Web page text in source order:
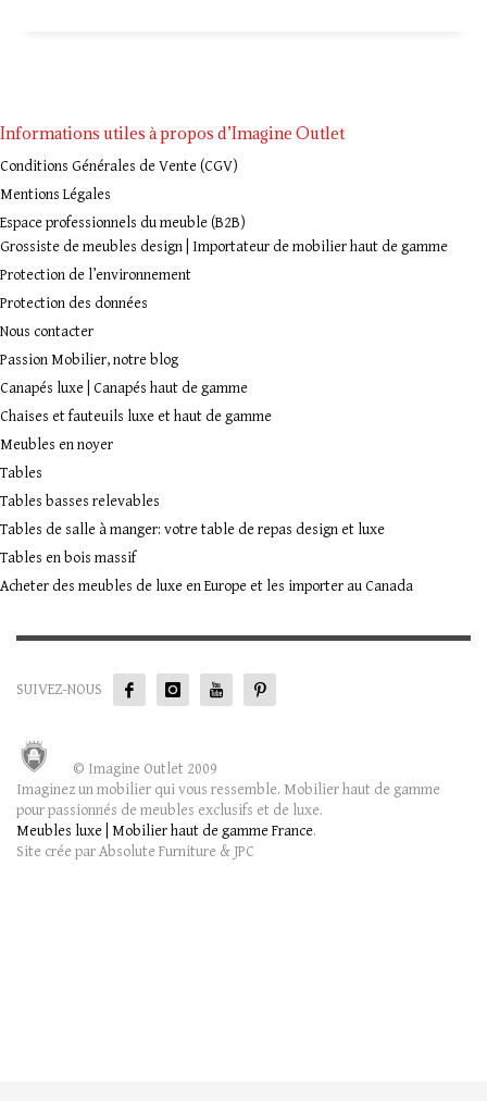
Informations utiles à propos d’Imagine Outlet
Conditions Générales de Vente (CGV)
Mentions Légales
Espace professionnels du meuble (B2B)
Grossiste de meubles design | Importateur de mobilier haut de gamme
Protection de l’environnement
Protection des données
Nous contacter
Passion Mobilier, notre blog
Canapés luxe | Canapés haut de gamme
Chaises et fauteuils luxe et haut de gamme
Meubles en noyer
Tables
Tables basses relevables
Tables de salle à manger: votre table de repas design et luxe
Tables en bois massif
Acheter des meubles de luxe en Europe et les importer au Canada
SUIVEZ-NOUS
© Imagine Outlet 2009
Imaginez un mobilier qui vous ressemble. Mobilier haut de gamme
pour passionnés de meubles exclusifs et de luxe.
Meubles luxe | Mobilier haut de gamme France.
Site crée par Absolute Furniture & JPC